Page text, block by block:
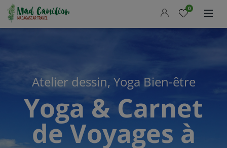
Accueil
Nos circuits
Guide pratique
Demander un devis
LANGUE FR
0
Atelier dessin, Yoga Bien-être
Yoga & Carnet
de Voyages à